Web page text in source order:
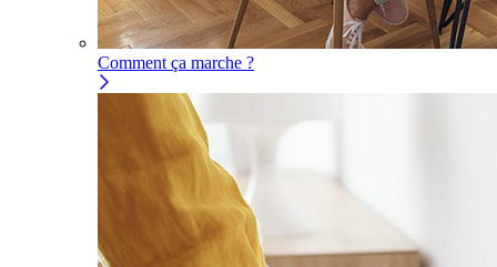
Comment ça marche ?